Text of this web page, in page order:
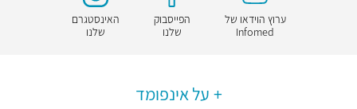
ערוץ הוידאו של
Infomed
הפייסבוק
שלנו
האינסטגרם
שלנו
על אינפומד